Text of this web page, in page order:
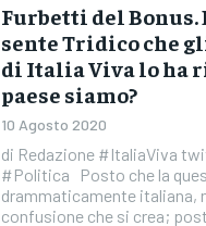
Furbetti del Bonus.
sente Tridico che
di Italia Viva lo ha
paese siamo?
10 Agosto 2020
di Redazione #ItaliaViva
#Politica Posto che la
drammaticamente italiana,
confusione che si crea;